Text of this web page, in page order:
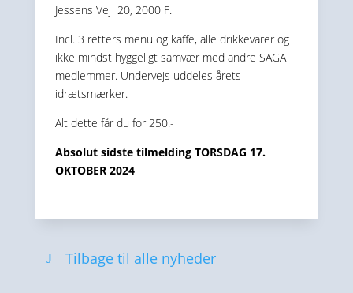
Jessens Vej 20, 2000 F.
Incl. 3 retters menu og kaffe, alle drikkevarer og
ikke mindst hyggeligt samvær med andre SAGA
medlemmer. Undervejs uddeles årets
idrætsmærker.
Alt dette får du for 250.-
Absolut sidste tilmelding TORSDAG 17.
OKTOBER 2024
Tilbage til alle nyheder